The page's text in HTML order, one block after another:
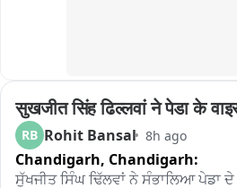
सुखजीत सिंह ढिल्लवां ने पेडा के
RB Rohit Bansal 8h ago
Chandigarh, Chandigarh:
ਸੁੱਖਜੀਤ ਸਿੰਘ ਢਿੱਲਵਾਂ ਨੇ ਸੰਭਾਲਿਆ ਪੇਡਾ